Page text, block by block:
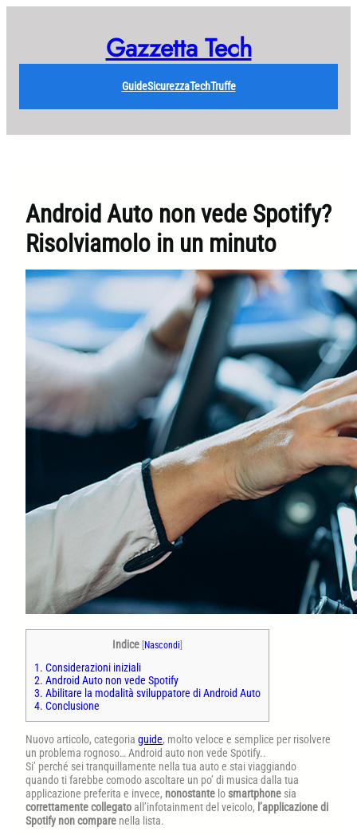
Gazzetta Tech
GuideSicurezzaTechTruffe
Android Auto non vede Spotify?
Risolviamolo in un minuto
Indice [Nascondi]
1. Considerazioni iniziali
2. Android Auto non vede Spotify
3. Abilitare la modalità sviluppatore di Android Auto
4. Conclusione
Nuovo articolo, categoria guide, molto veloce e semplice per risolvere
un problema rognoso… Android auto non vede Spotify..
Si’ perché sei tranquillamente nella tua auto e stai viaggiando
quando ti farebbe comodo ascoltare un po’ di musica dalla tua
applicazione preferita e invece, nonostante losmartphone sia
correttamente collegato all’infotainment del veicolo, l’applicazione di
Spotify non compare nella lista.